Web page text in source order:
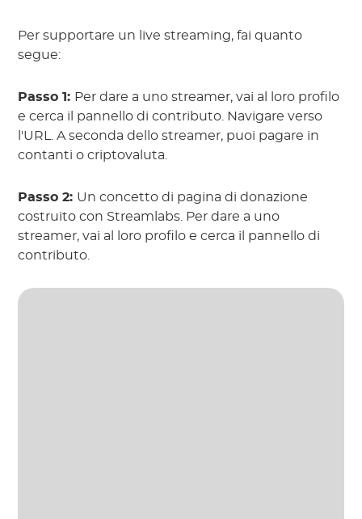
Per supportare un live streaming, fai quanto
segue:
Passo 1: Per dare a uno streamer, vai al loro profilo
e cerca il pannello di contributo. Navigare verso
l'URL. A seconda dello streamer, puoi pagare in
contanti o criptovaluta.
Passo 2: Un concetto di pagina di donazione
costruito con Streamlabs. Per dare a uno
streamer, vai al loro profilo e cerca il pannello di
contributo.